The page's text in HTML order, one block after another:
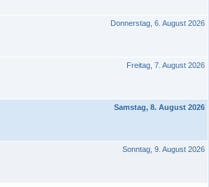
Donnerstag, 6. August 2026
Freitag, 7. August 2026
Samstag, 8. August 2026
Sonntag, 9. August 2026